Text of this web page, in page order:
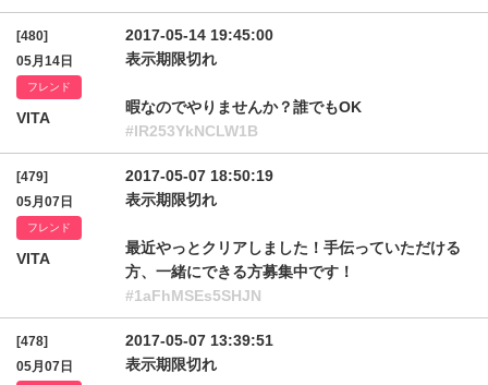
[480]
05月14日
フレンド
VITA
2017-05-14 19:45:00
表示期限切れ
暇なのでやりませんか？誰でもOK
#lR253YkNCLW1B
[479]
05月07日
フレンド
VITA
2017-05-07 18:50:19
表示期限切れ
最近やっとクリアしました！手伝っていただける
方、一緒にできる方募集中です！
#1aFhMSEs5SHJN
[478]
05月07日
2017-05-07 13:39:51
表示期限切れ